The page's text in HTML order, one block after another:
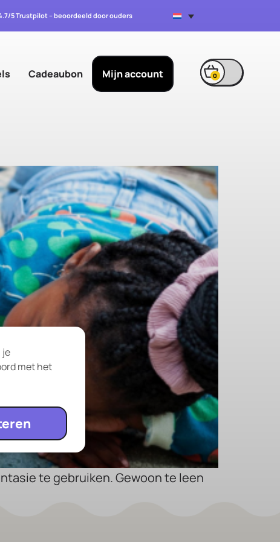
4.7/5 Trustpilot – beoordeeld door ouders
Cadeaubon Mijn account 0
te gebruiken. Gewoon te leen
je
met het